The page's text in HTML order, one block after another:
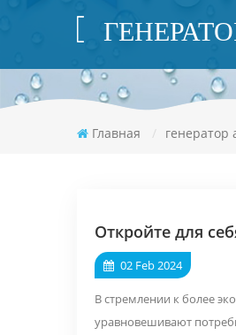
Главная / генератор
Откройте для
02 Feb 2024
В стремлении к более
уравновешивают